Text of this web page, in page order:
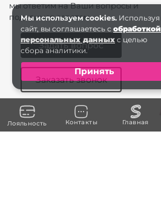
Лояльность Контакты Главная
мы ответим на Ваши вопросы и
поделимся советом.
Задать вопрос
Заказать звонок
Мы используем cookies. Используя
сайт, вы соглашаетесь с обработкой
персональных данных с целью
сбора аналитики.
Принять